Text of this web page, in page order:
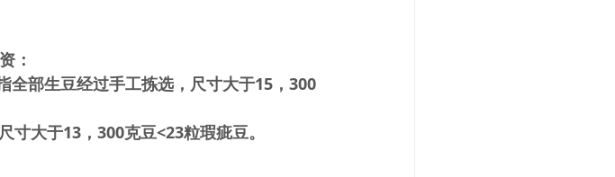
：
部生豆经过手工拣选，尺寸大于15，300
大于13，300克豆<23粒瑕疵豆。